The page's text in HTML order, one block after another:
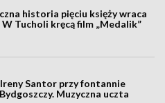
historia pięciu księży wraca
W Tucholi kręcą film „Medalik”
Santor przy fontannie
Muzyczna uczta